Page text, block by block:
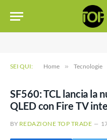
SEI QUI: Home » Tecnologie
SF560: TCL lancia la
QLED con Fire TV
BY REDAZIONE TOP TRADE